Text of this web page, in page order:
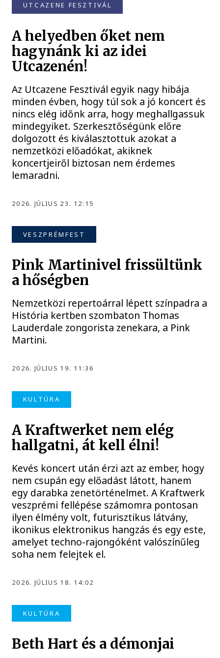
UTCAZENE FESZTIVÁL
A helyedben őket nem
hagynánk ki az idei
Utcazenén!
Az Utcazene Fesztivál egyik nagy hibája
minden évben, hogy túl sok a jó koncert és
nincs elég időnk arra, hogy meghallgassuk
mindegyiket. Szerkesztőségünk előre
dolgozott és kiválasztottuk azokat a
nemzetközi előadókat, akiknek
koncertjeiről biztosan nem érdemes
lemaradni.
2026. JÚLIUS 23. 12:15
VESZPRÉMFEST
Pink Martinivel frissültünk
a hőségben
Nemzetközi repertoárral lépett színpadra a
História kertben szombaton Thomas
Lauderdale zongorista zenekara, a Pink
Martini.
2026. JÚLIUS 19. 11:36
KULTÚRA
A Kraftwerket nem elég
hallgatni, át kell élni!
Kevés koncert után érzi azt az ember, hogy
nem csupán egy előadást látott, hanem
egy darabka zenetörténelmet. A Kraftwerk
veszprémi fellépése számomra pontosan
ilyen élmény volt, futurisztikus látvány,
ikonikus elektronikus hangzás és egy este,
amelyet techno-rajongóként valószínűleg
soha nem felejtek el.
2026. JÚLIUS 18. 14:02
KULTÚRA
Beth Hart és a démonjai